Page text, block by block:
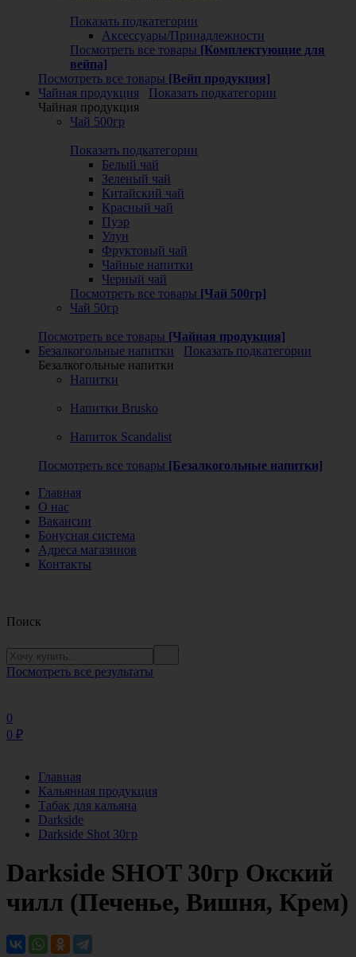
Показать подкатегории
Аксессуары/Принадлежности
Посмотреть все товары [Комплектующие для
вейпа]
Посмотреть все товары [Вейп продукция]
Чайная продукция
Показать подкатегории
Чайная продукция
Чай 500гр
Показать подкатегории
Белый чай
Зеленый чай
Китайский чай
Красный чай
Пуэр
Улун
Фруктовый чай
Чайные напитки
Черный чай
Посмотреть все товары [Чай 500гр]
Чай 50гр
Посмотреть все товары [Чайная продукция]
Безалкогольные напитки
Показать подкатегории
Безалкогольные напитки
Напитки
Напитки Brusko
Напиток Scandalist
Посмотреть все товары [Безалкогольные напитки]
Главная
О нас
Вакансии
Бонусная система
Адреса магазинов
Контакты
Поиск
Посмотреть все результаты
0
0 ₽
Главная
Кальянная продукция
Табак для кальяна
Darkside
Darkside Shot 30гр
Darkside SHOT 30гр Окский
чилл (Печенье, Вишня, Крем)